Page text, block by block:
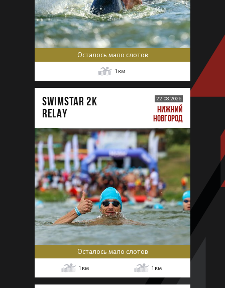
Осталось мало слотов
1 км
SWIMSTAR 2K
RELAY
22.08.2026
НИЖНИЙ
НОВГОРОД
Осталось мало слотов
1 км 1 км